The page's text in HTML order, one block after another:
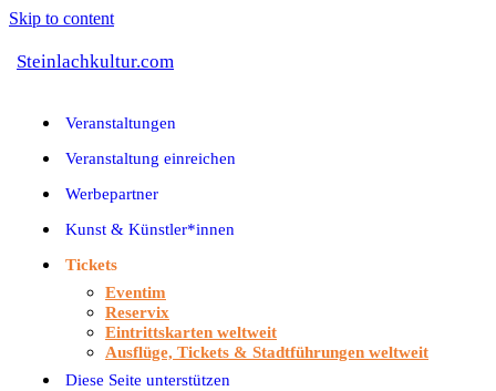
Skip to content
Steinlachkultur.com
Veranstaltungen
Veranstaltung einreichen
Werbepartner
Kunst & Künstler*innen
Tickets
Eventim
Reservix
Eintrittskarten weltweit
Ausflüge, Tickets & Stadtführungen weltweit
Diese Seite unterstützen